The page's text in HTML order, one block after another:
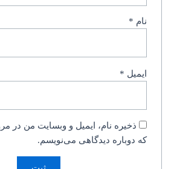
نام *
ایمیل *
ذخیره نام، ایمیل و وبسایت من در
که دوباره دیدگاهی می‌نویسم.